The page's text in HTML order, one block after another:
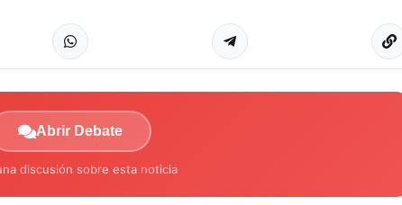
Abrir Debate
discusión sobre esta noticia